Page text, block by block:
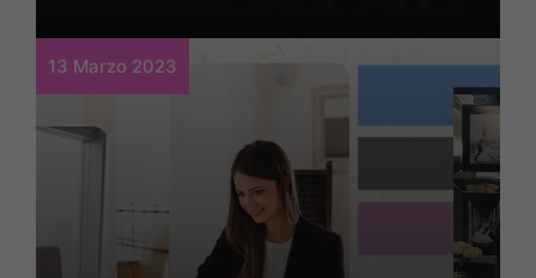
13 Marzo 2023